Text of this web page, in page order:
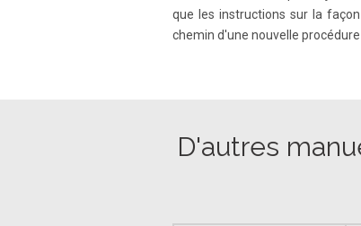
que les instructions sur la
chemin d'une nouvelle
D'autres